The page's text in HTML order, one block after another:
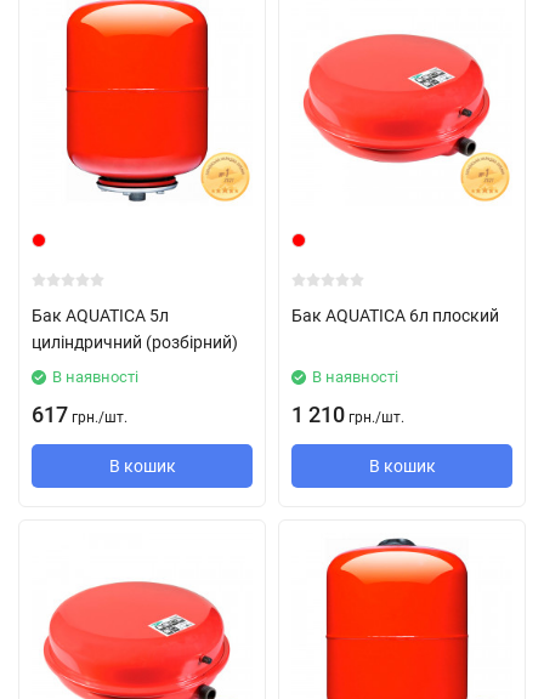
Бак AQUATICA 5л
циліндричний (розбірний)
В наявності
617 грн./шт.
В кошик
Бак AQUATICA 6л плоский
В наявності
1 210 грн./шт.
В кошик